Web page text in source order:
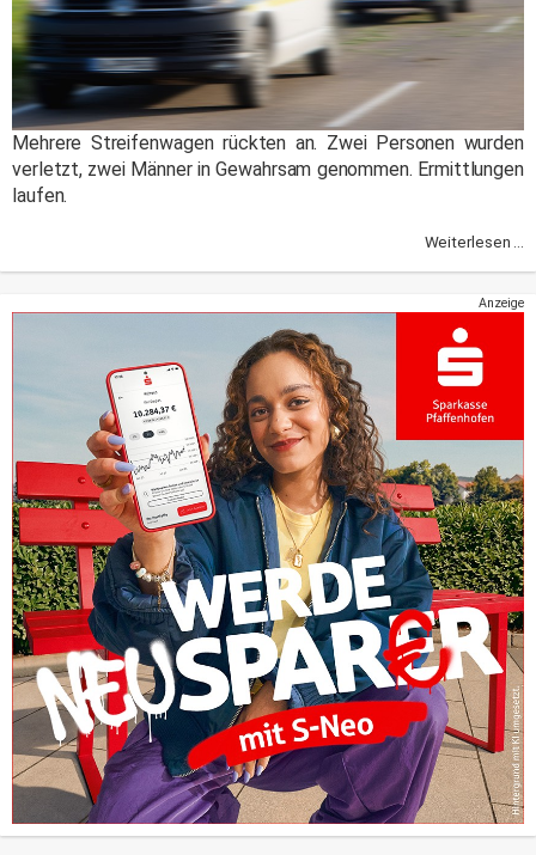
Mehrere Streifenwagen rückten an. Zwei Personen wurden
verletzt, zwei Männer in Gewahrsam genommen. Ermittlungen
laufen.
Weiterlesen ...
Anzeige